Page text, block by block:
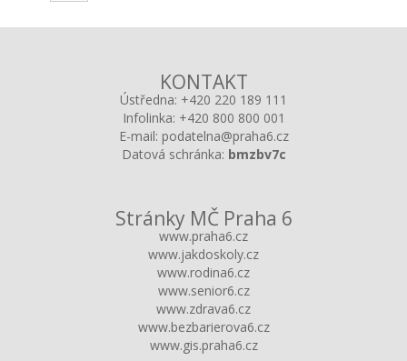
KONTAKT
Ústředna: +420 220 189 111
Infolinka: +420 800 800 001
E-mail: podatelna@praha6.cz
Datová schránka: bmzbv7c
Stránky MČ Praha 6
www.praha6.cz
www.jakdoskoly.cz
www.rodina6.cz
www.senior6.cz
www.zdrava6.cz
www.bezbarierova6.cz
www.gis.praha6.cz